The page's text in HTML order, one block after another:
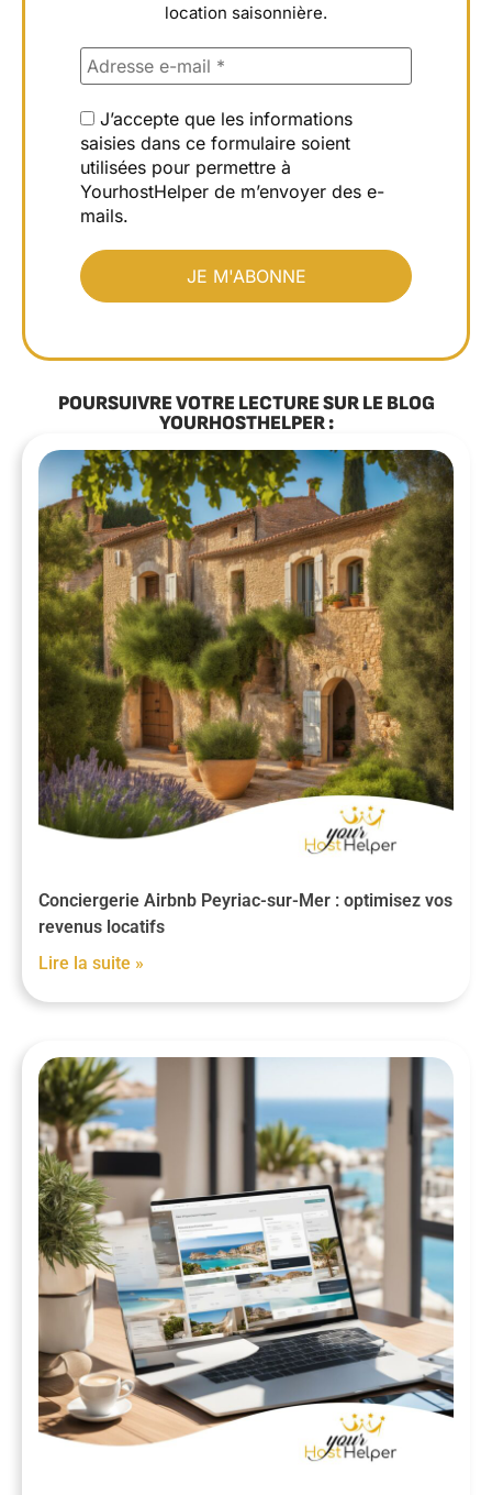
location saisonnière.
J’accepte que les informations
saisies dans ce formulaire soient
utilisées pour permettre à
YourhostHelper de m’envoyer des e-
mails.
POURSUIVRE VOTRE LECTURE SUR LE BLOG
YOURHOSTHELPER :
Conciergerie Airbnb Peyriac-sur-Mer : optimisez vos
revenus locatifs
Lire la suite »